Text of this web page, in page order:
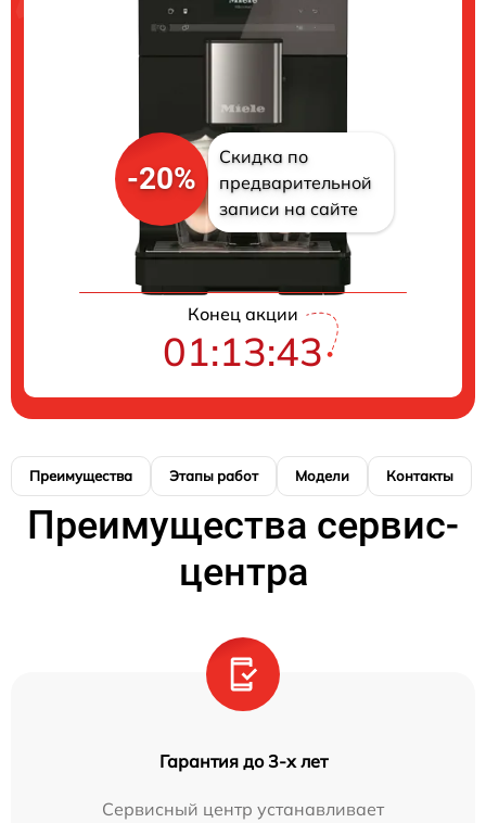
-20%
Скидка по
предварительной
записи на сайте
Конец акции
01:13:42
Преимущества Этапы работ Модели Контакты
Преимущества сервис-
центра
Гарантия до 3-х лет
Сервисный центр устанавливает